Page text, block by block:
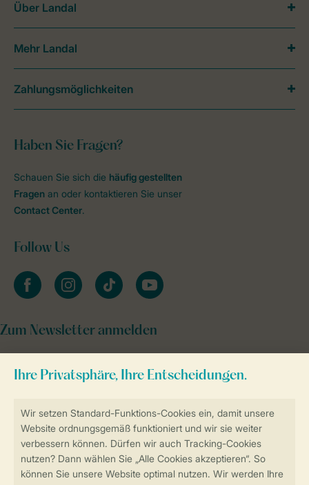
Sicher und schnell zur Online-Buchung
Sichere Datenübertragung
Haben Sie Fragen?
Schauen Sie sich die häufig gestellten
Fragen an oder kontaktieren Sie unser
Contact Center.
Follow Us
facebookinstagramtiktok youtube
Zum Newsletter anmelden
Über Landal
Mehr Landal
Zahlungsmöglichkeiten